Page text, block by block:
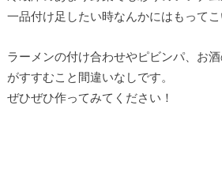
一品付け足したい時なんかにはもってこ
ラーメンの付け合わせやピビンパ、お
がすすむこと間違いなしです。
ぜひぜひ作ってみてください！